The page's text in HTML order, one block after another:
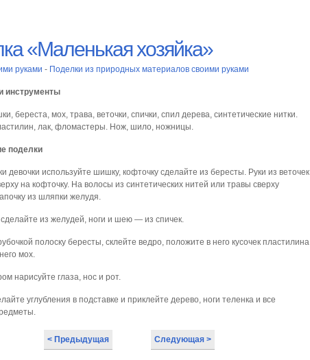
«Маленькая хозяйка»
руками - Поделки из природных материалов своими руками
инструменты
береста, мох, трава, веточки, спички, спил дерева, синтетические нитки.
лак, фломастеры. Нож, шило, ножницы.
поделки
девочки используйте шишку, кофточку сделайте из бересты. Руки из веточек
на кофточку. На волосы из синтетических нитей или травы сверху
из шляпки желудя.
сделайте из желудей, ноги и шею — из спичек.
полоску бересты, склейте ведро, положите в него кусочек пластилина
мох.
нарисуйте глаза, нос и рот.
углубления в подставке и приклейте дерево, ноги теленка и все
< Предыдущая Следующая >